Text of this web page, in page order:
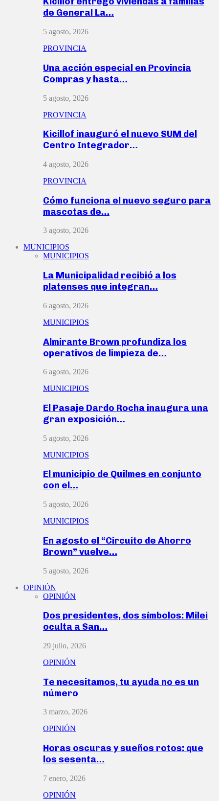
de General La…
5 agosto, 2026
PROVINCIA
Una acción especial en Provincia
Compras y hasta…
5 agosto, 2026
PROVINCIA
Kicillof inauguró el nuevo SUM del
Centro Integrador…
4 agosto, 2026
PROVINCIA
Cómo funciona el nuevo seguro para
mascotas de…
3 agosto, 2026
MUNICIPIOS
MUNICIPIOS
La Municipalidad recibió a los
platenses que integran…
6 agosto, 2026
MUNICIPIOS
Almirante Brown profundiza los
operativos de limpieza de…
6 agosto, 2026
MUNICIPIOS
El Pasaje Dardo Rocha inaugura una
gran exposición…
5 agosto, 2026
MUNICIPIOS
El municipio de Quilmes en conjunto
con el…
5 agosto, 2026
MUNICIPIOS
En agosto el “Circuito de Ahorro
Brown” vuelve…
5 agosto, 2026
OPINIÓN
OPINIÓN
Dos presidentes, dos símbolos: Milei
oculta a San…
29 julio, 2026
OPINIÓN
Te necesitamos, tu ayuda no es un
número
3 marzo, 2026
OPINIÓN
Horas oscuras y sueños rotos: que
los sesenta…
7 enero, 2026
OPINIÓN